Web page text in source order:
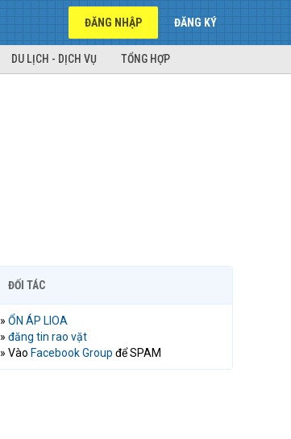
ĐĂNG NHẬP ĐĂNG KÝ
DU LỊCH - DỊCH VỤ TỔNG HỢP
ĐỐI TÁC
» ỔN ÁP LIOA
» đăng tin rao vặt
» Vào Facebook Group để SPAM